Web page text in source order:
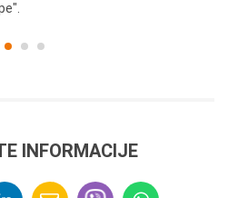
INFORMACIJE